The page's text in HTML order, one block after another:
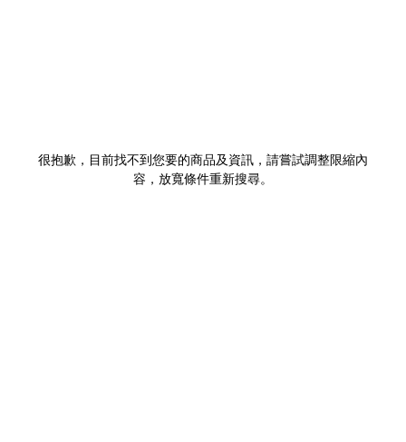
很抱歉，目前找不到您要的商品及資訊，請嘗試調整限縮內
容，放寬條件重新搜尋。